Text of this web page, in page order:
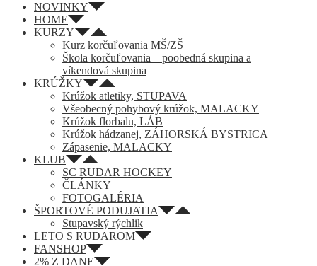
NOVINKY
HOME
KURZY
Kurz korčuľovania MŠ/ZŠ
Škola korčuľovania – poobedná skupina a
víkendová skupina
KRÚŽKY
Krúžok atletiky, STUPAVA
Všeobecný pohybový krúžok, MALACKY
Krúžok florbalu, LÁB
Krúžok hádzanej, ZÁHORSKÁ BYSTRICA
Zápasenie, MALACKY
KLUB
SC RUDAR HOCKEY
ČLÁNKY
FOTOGALÉRIA
ŠPORTOVÉ PODUJATIA
Stupavský rýchlik
LETO S RUDAROM
FANSHOP
2% Z DANE